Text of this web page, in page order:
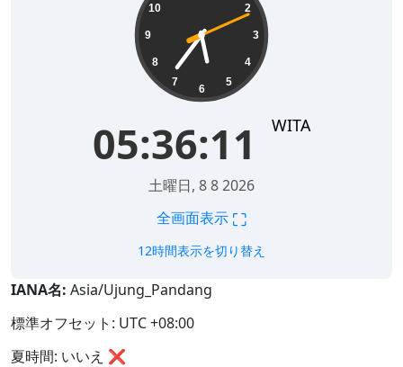
2
3
4
5
6
7
8
9
10
05:36:11 WITA
土曜日, 8 8 2026
全画面表示 ⛶
12時間表示を切り替え
IANA名: Asia/Ujung_Pandang
標準オフセット: UTC +08:00
夏時間: いいえ ❌